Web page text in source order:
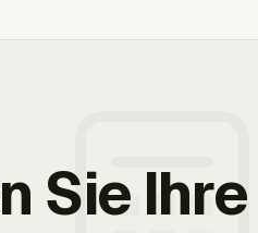
Sie